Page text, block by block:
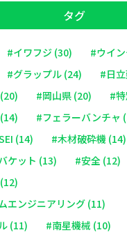
タグ
#イワフジ (30)
#ウイ
#グラップル (24)
#日
#岡山県 (20)
#
#フェラーバンチャ
(14)
#木材破砕機 (14)
ケット (13)
#安全 (12)
エンジニアリング (11)
(11)
#南星機械 (10)